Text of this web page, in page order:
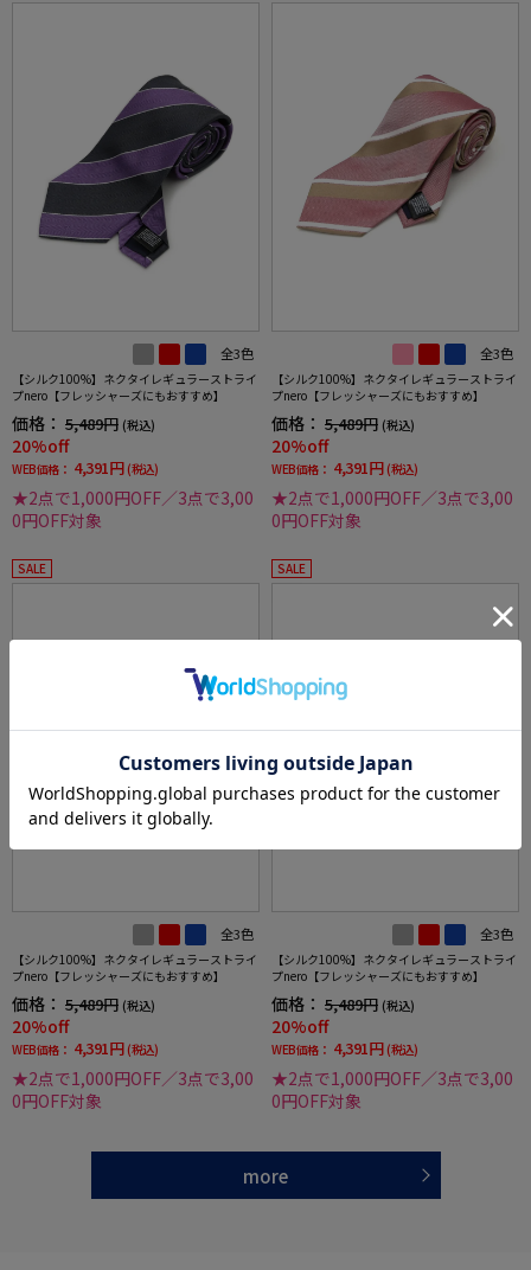
全3色
【シルク100%】ネクタイレギュラーストライ
プnero【フレッシャーズにもおすすめ】
価格： 5,489円 (税込)
20%off
WEB価格： 4,391円 (税込)
★2点で1,000円OFF／3点で3,00
0円OFF対象
全3色
【シルク100%】ネクタイレギュラーストライ
プnero【フレッシャーズにもおすすめ】
価格： 5,489円 (税込)
20%off
WEB価格： 4,391円 (税込)
★2点で1,000円OFF／3点で3,00
0円OFF対象
SALE
全3色
【シルク100%】ネクタイレギュラーストライ
プnero【フレッシャーズにもおすすめ】
価格： 5,489円 (税込)
20%off
WEB価格： 4,391円 (税込)
★2点で1,000円OFF／3点で3,00
0円OFF対象
SALE
全3色
【シルク100%】ネクタイレギュラーストライ
プnero【フレッシャーズにもおすすめ】
価格： 5,489円 (税込)
20%off
WEB価格： 4,391円 (税込)
★2点で1,000円OFF／3点で3,00
0円OFF対象
more